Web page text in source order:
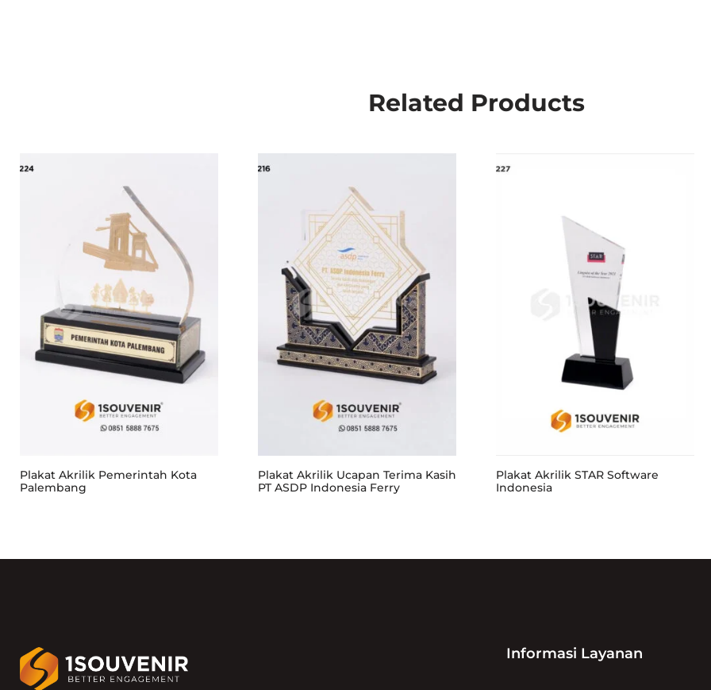
Related Products
Plakat Akrilik Pemerintah Kota
Palembang
Plakat Akrilik Ucapan Terima Kasih
PT ASDP Indonesia Ferry
Plakat Akrilik STAR Software
Indonesia
Informasi Layanan